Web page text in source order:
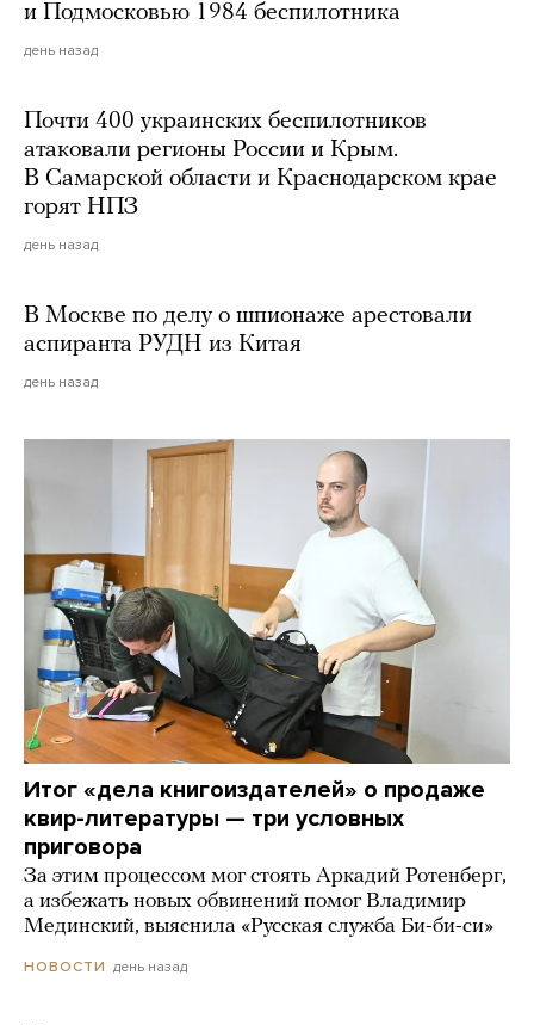
и Подмосковью 1984 беспилотника
день назад
Почти 400 украинских беспилотников
атаковали регионы России и Крым.
В Самарской области и Краснодарском крае
горят НПЗ
день назад
В Москве по делу о шпионаже арестовали
аспиранта РУДН из Китая
день назад
Итог «дела книгоиздателей» о продаже
квир-литературы — три условных
приговора
За этим процессом мог стоять Аркадий Ротенберг,
а избежать новых обвинений помог Владимир
Мединский, выяснила «Русская служба Би-би-си»
НОВОСТИ день назад